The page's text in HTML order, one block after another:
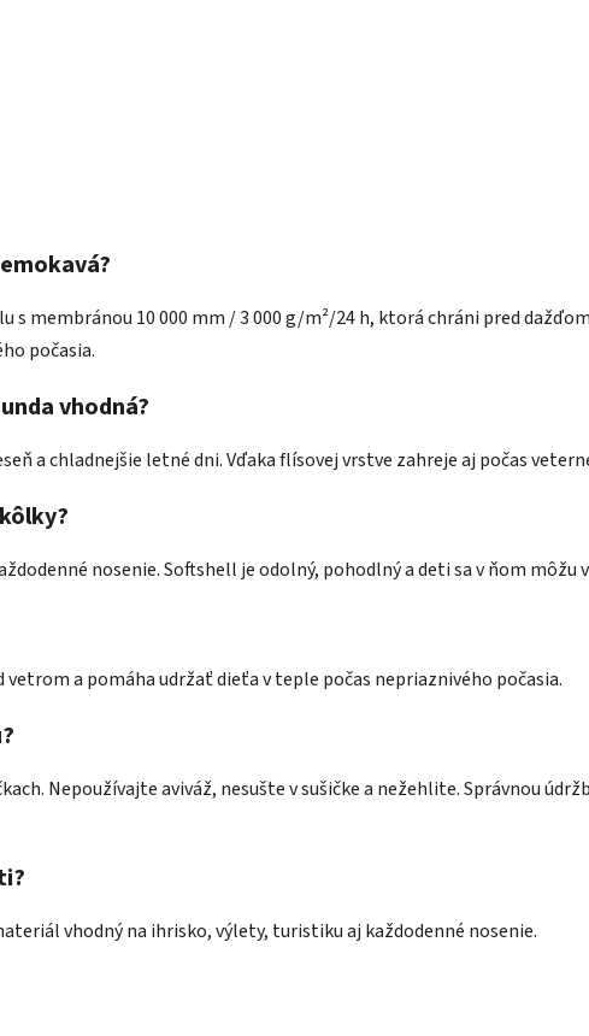
s membránou 10 000 mm / 3 000 g/m²/24 h, ktorá chráni pred
počasia.
vhodná?
a chladnejšie letné dni. Vďaka flísovej vrstve zahreje aj počas
nosenie. Softshell je odolný, pohodlný a deti sa v ňom môžu
a pomáha udržať dieťa v teple počas nepriaznivého počasia.
Nepoužívajte aviváž, nesušte v sušičke a nežehlite. Správnou
vhodný na ihrisko, výlety, turistiku aj každodenné nosenie.